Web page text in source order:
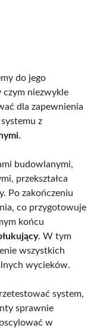
do jego
czym niezwykle
dla zapewnienia
z
.
budowlanymi,
przekształca
Po zakończeniu
co przygotowuje
końcu
. W tym
wszystkich
wycieków.
system,
sprawnie
w